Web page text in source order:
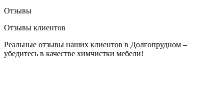
Отзывы
Отзывы клиентов
Реальные отзывы наших клиентов в Долгопрудном –
убедитесь в качестве химчистки мебели!